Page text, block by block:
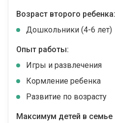
Возраст второго ребенка:
Дошкольники (4-6 лет)
Опыт работы:
Игры и развлечения
Кормление ребенка
Развитие по возрасту
Максимум детей в